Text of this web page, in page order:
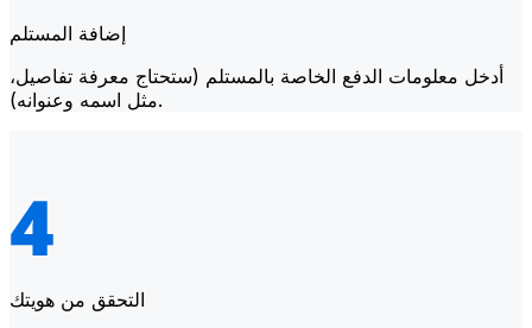
إضافة المستلم
أدخل معلومات الدفع الخاصة بالمستلم (ستحتاج معرفة تفاصيل،
مثل اسمه وعنوانه).
التحقق من هويتك